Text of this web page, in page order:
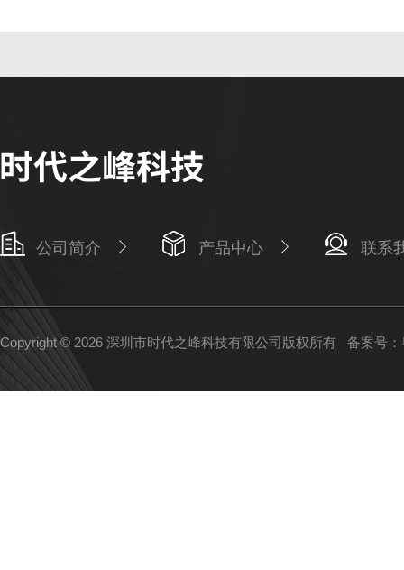
公司简介 产品中心 联系
Copyright © 2026 深圳市时代之峰科技有限公司版权所有 备案号